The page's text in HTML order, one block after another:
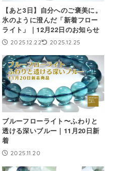
【あと3日】自分へのご褒美に。
氷のように澄んだ「新着フロー
ライト」｜12月22日のお知らせ
2025.12.22 2025.12.25
ブルーフローライト〜ふわりと
透ける深いブルー｜11月20日新
着
2025.11.20